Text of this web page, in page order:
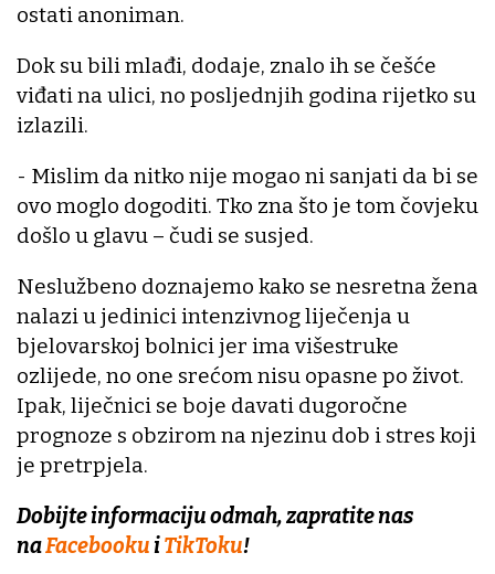
ostati anoniman.
Dok su bili mlađi, dodaje, znalo ih se češće
viđati na ulici, no posljednjih godina rijetko su
izlazili.
- Mislim da nitko nije mogao ni sanjati da bi se
ovo moglo dogoditi. Tko zna što je tom čovjeku
došlo u glavu – čudi se susjed.
Neslužbeno doznajemo kako se nesretna žena
nalazi u jedinici intenzivnog liječenja u
bjelovarskoj bolnici jer ima višestruke
ozlijede, no one srećom nisu opasne po život.
Ipak, liječnici se boje davati dugoročne
prognoze s obzirom na njezinu dob i stres koji
je pretrpjela.
Dobijte informaciju odmah, zapratite nas
naFacebookuiTikToku!